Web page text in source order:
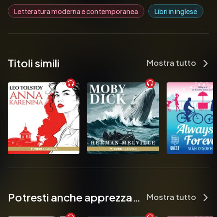
Letteratura moderna e contemporanea Libri in inglese
Titoli simili Mostra tutto
Potresti anche apprezzare... Mostra tutto